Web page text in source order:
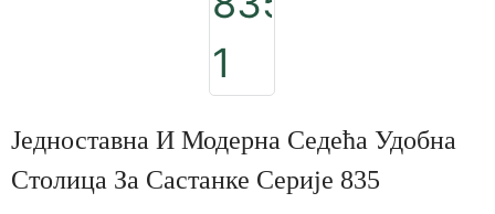
Једноставна И Модерна Седећа Удобна
Столица За Састанке Серије 835